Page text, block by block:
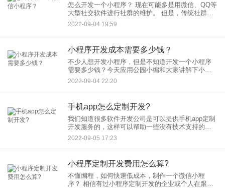
怎么开发一个小程序？ 现在可能多是用微信、QQ等
大型社交软件进行社群的维护。 但是，传统社群还
是不能满足，或者不能发挥高效的特殊功能的作
用。 所以，可以通过创建小程序来优化这些缺点。
2022-09-04 19:59
小程序开发成本需要多少钱？
不少人想开发小程序，但是不知道开发一个小程序
需要多少钱？今天应用公园小编和大家讲解下小程
序开发成本。 小程序开发成本主要包含以下方面：
2022-09-04 22:20
手机app怎么定制开发?
我们知道很多软件开发公司是可以提供手机app定制
开发服务的，这样可以帮助一些没有技术支持的企
业或个人能较好地完成app开发，那么手机app怎么
定制开发呢？
2022-09-05 17:23
小程序定制开发费用怎么算?
不懂编程，如何快速低成本，制作一个微信小程
序？ 相信有过小程序定制开发的企业或个人在跟小